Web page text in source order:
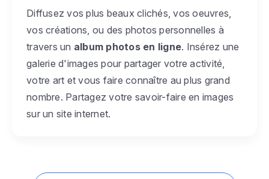
Diffusez vos plus beaux clichés, vos oeuvres,
vos créations, ou des photos personnelles à
travers un album photos en ligne. Insérez une
galerie d'images pour partager votre activité,
votre art et vous faire connaître au plus grand
nombre. Partagez votre savoir-faire en images
sur un site internet.